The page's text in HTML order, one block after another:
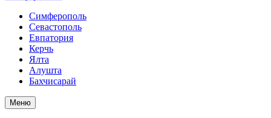
Симферополь
Севастополь
Евпатория
Керчь
Ялта
Алушта
Бахчисарай
Меню